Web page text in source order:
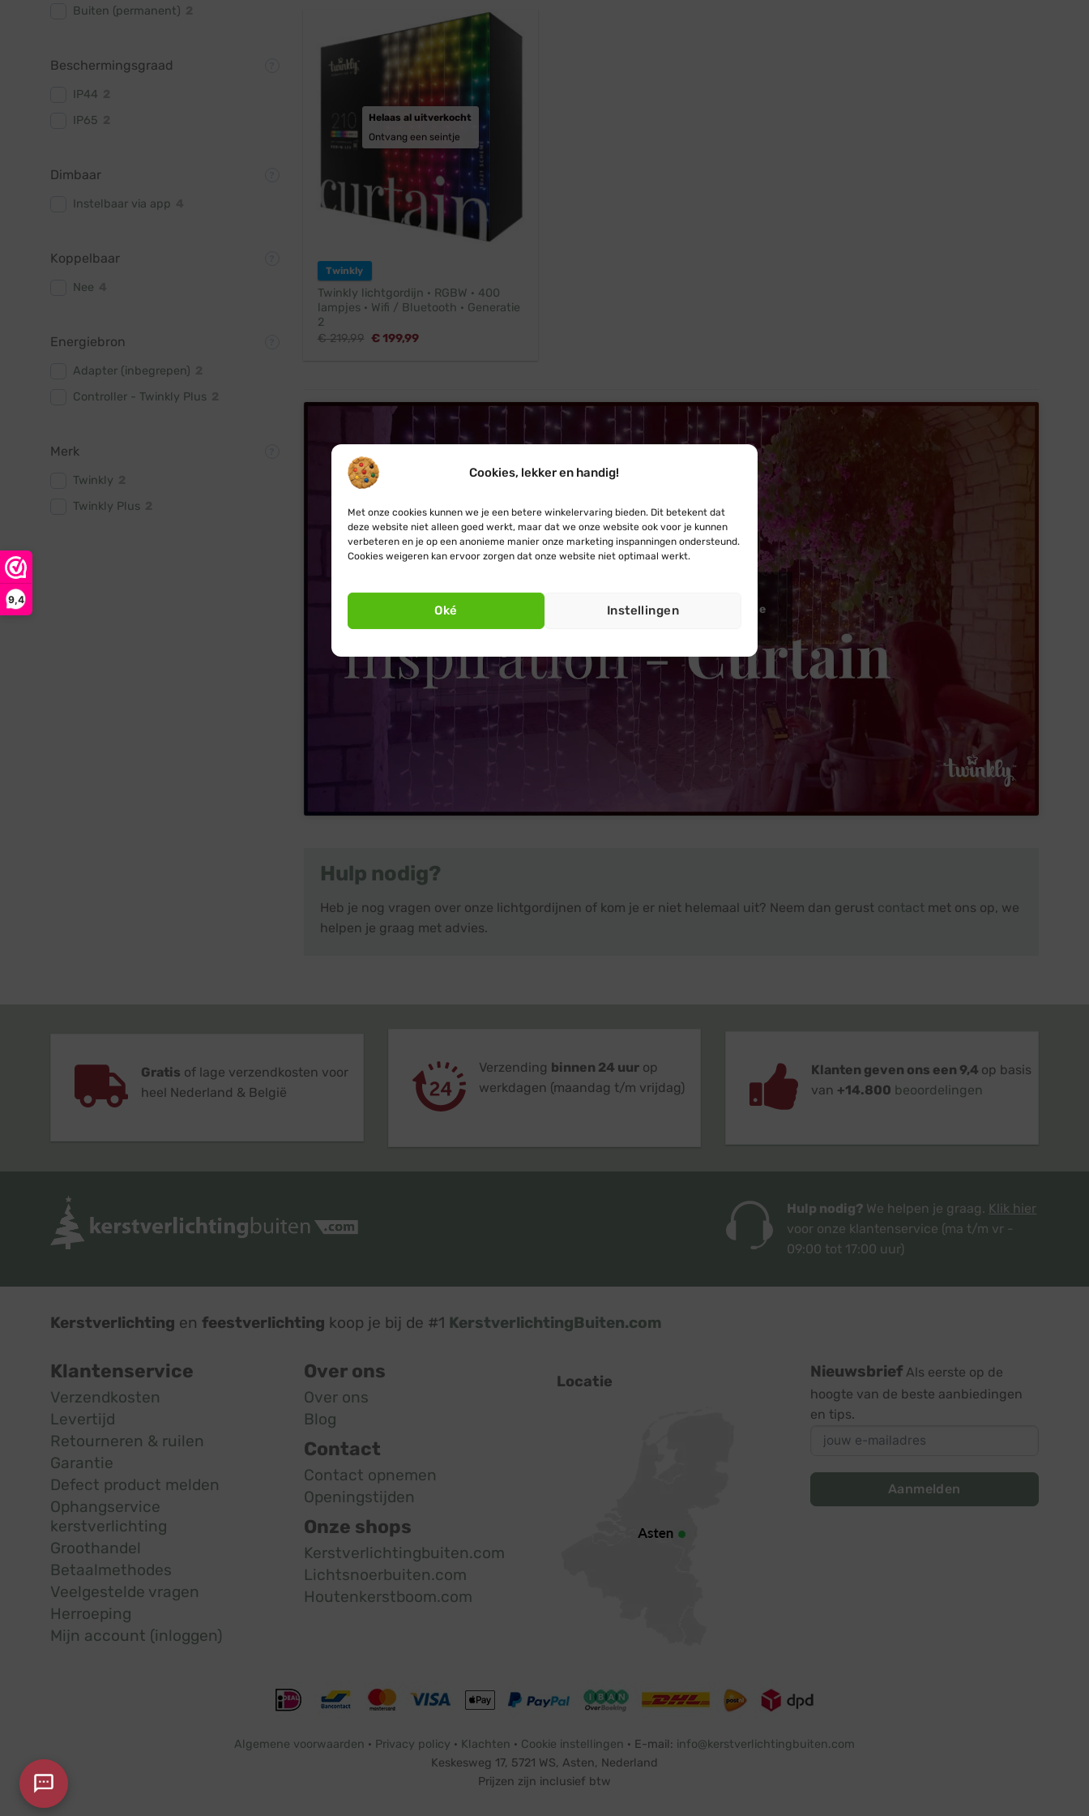
9,4
Cookies, lekker en handig!
Met onze cookies kunnen we je een betere winkelervaring bieden. Dit betekent dat
deze website niet alleen goed werkt, maar dat we onze website ook voor je kunnen
verbeteren en je op een anonieme manier onze marketing inspanningen ondersteund.
Cookies weigeren kan ervoor zorgen dat onze website niet optimaal werkt.
Oké Instellingen
Buiten (permanent)
Beschermingsgraad
IP44
IP65
Dimbaar
Instelbaar via app
Koppelbaar
Nee
Energiebron
Adapter (inbegrepen)
Controller - Twinkly Plus
Merk
Twinkly
Twinkly Plus
Helaas al uitverkocht
Ontvang een seintje
Twinkly
Twinkly lichtgordijn · RGBW · 400
lampjes · Wifi / Bluetooth · Generatie
2
€219,99 Oorspronkelijke
€199,99Huidige
accepteren en deze inhoud in te
Hulp nodig?
Heb je nog vragen over onze lichtgordijnen of kom je er niet helemaal uit? Neem dan gerust contactmet ons op, we
helpen je graag met advies.
Gratis of lage verzendkosten voor
heel Nederland & België
Verzending binnen 24 uurop
werkdagen (maandag t/m vrijdag)
Klanten geven ons een 9,4 op basis
van +14.800 beoordelingen
Hulp nodig? We helpen je graag. Klik hier
voor onze klantenservice (ma t/m vr -
09:00 tot 17:00 uur)
Kerstverlichting en feestverlichting koop je bij de #1 KerstverlichtingBuiten.com
Klantenservice
Verzendkosten
Levertijd
Retourneren & ruilen
Garantie
Defect product melden
Ophangservice
kerstverlichting
Groothandel
Betaalmethodes
Veelgestelde vragen
Herroeping
Mijn account (inloggen)
Over ons
Over ons
Blog
Contact
Contact opnemen
Openingstijden
Onze shops
Kerstverlichtingbuiten.com
Lichtsnoerbuiten.com
Houtenkerstboom.com
Locatie
Nieuwsbrief Als eerste op de
hoogte van de beste aanbiedingen
en tips.
Aanmelden
Algemene voorwaarden · Privacy policy · Klachten · Cookie instellingen · E-mail: info@kerstverlichtingbuiten.com
Keskesweg 17, 5721 WS, Asten, Nederland
Prijzen zijn inclusief btw